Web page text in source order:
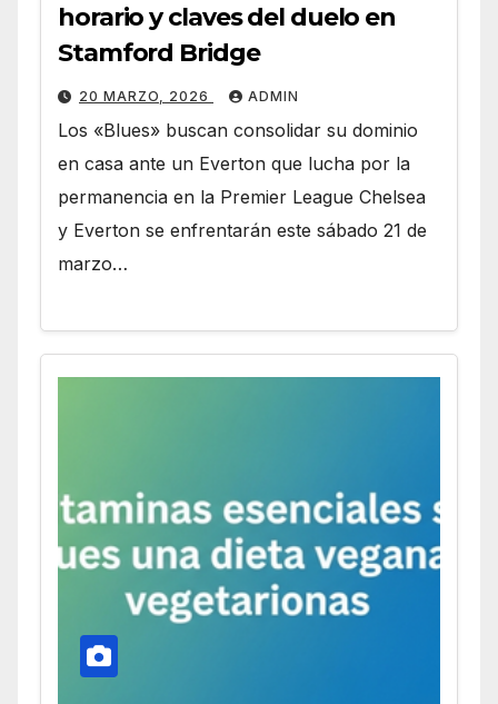
horario y claves del duelo en
Stamford Bridge
20 MARZO, 2026 ADMIN
Los «Blues» buscan consolidar su dominio
en casa ante un Everton que lucha por la
permanencia en la Premier League Chelsea
y Everton se enfrentarán este sábado 21 de
marzo…